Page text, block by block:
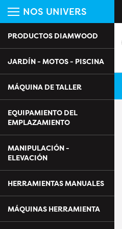
NOS UNIVERS
PRODUCTOS DIAMWOOD
JARDÍN - MOTOS - PISCINA
MÁQUINA DE TALLER
EQUIPAMIENTO DEL
EMPLAZAMIENTO
MANIPULACIÓN -
ELEVACIÓN
HERRAMIENTAS MANUALES
MÁQUINAS HERRAMIENTA